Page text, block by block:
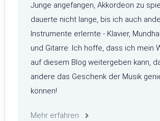
Junge angefangen, Akkordeon zu
dauerte nicht lange, bis ich auch
Instrumente erlernte - Klavier,
und Gitarre. Ich hoffe, dass ich mein
auf diesem Blog weitergeben kann,
andere das Geschenk der Musik
können!
Mehr erfahren